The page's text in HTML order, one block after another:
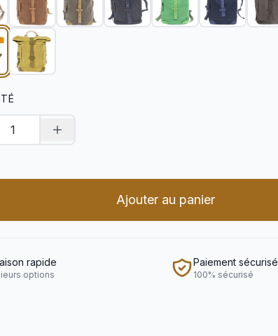
la quantitéAugmenter la quantité
Ajouter au panier
rapide
options
Paiement sécurisé
100% sécurisé